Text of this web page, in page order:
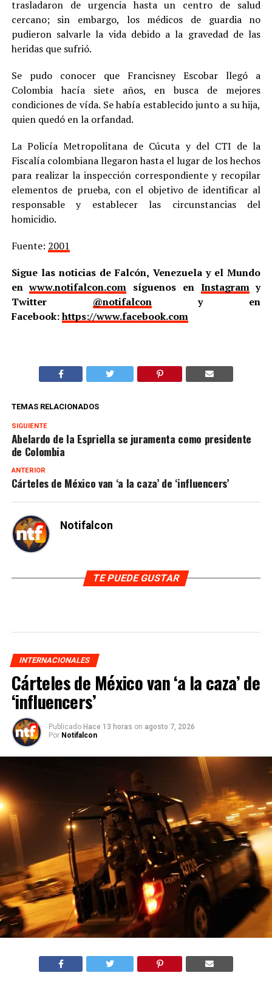
trasladaron de urgencia hasta un centro de salud
cercano; sin embargo, los médicos de guardia no
pudieron salvarle la vida debido a la gravedad de las
heridas que sufrió.
Se pudo conocer que Francisney Escobar llegó a
Colombia hacía siete años, en busca de mejores
condiciones de vída. Se había establecido junto a su hija,
quien quedó en la orfandad.
La Policía Metropolitana de Cúcuta y del CTI de la
Fiscalía colombiana llegaron hasta el lugar de los hechos
para realizar la inspección correspondiente y recopilar
elementos de prueba, con el objetivo de identificar al
responsable y establecer las circunstancias del
homicidio.
Fuente: 2001
Sigue las noticias de Falcón, Venezuela y el Mundo
enwww.notifalcon.com síguenos en Instagramy
Twitter @notifalcony en
Facebook:https://www.facebook.com
TEMAS RELACIONADOS
SIGUIENTE
Abelardo de la Espriella se juramenta como presidente
de Colombia
ANTERIOR
Cárteles de México van ‘a la caza’ de ‘influencers’
Notifalcon
TE PUEDE GUSTAR
INTERNACIONALES
Cárteles de México van ‘a la caza’ de
‘influencers’
Publicado Hace 13 horas on agosto 7, 2026
Por Notifalcon